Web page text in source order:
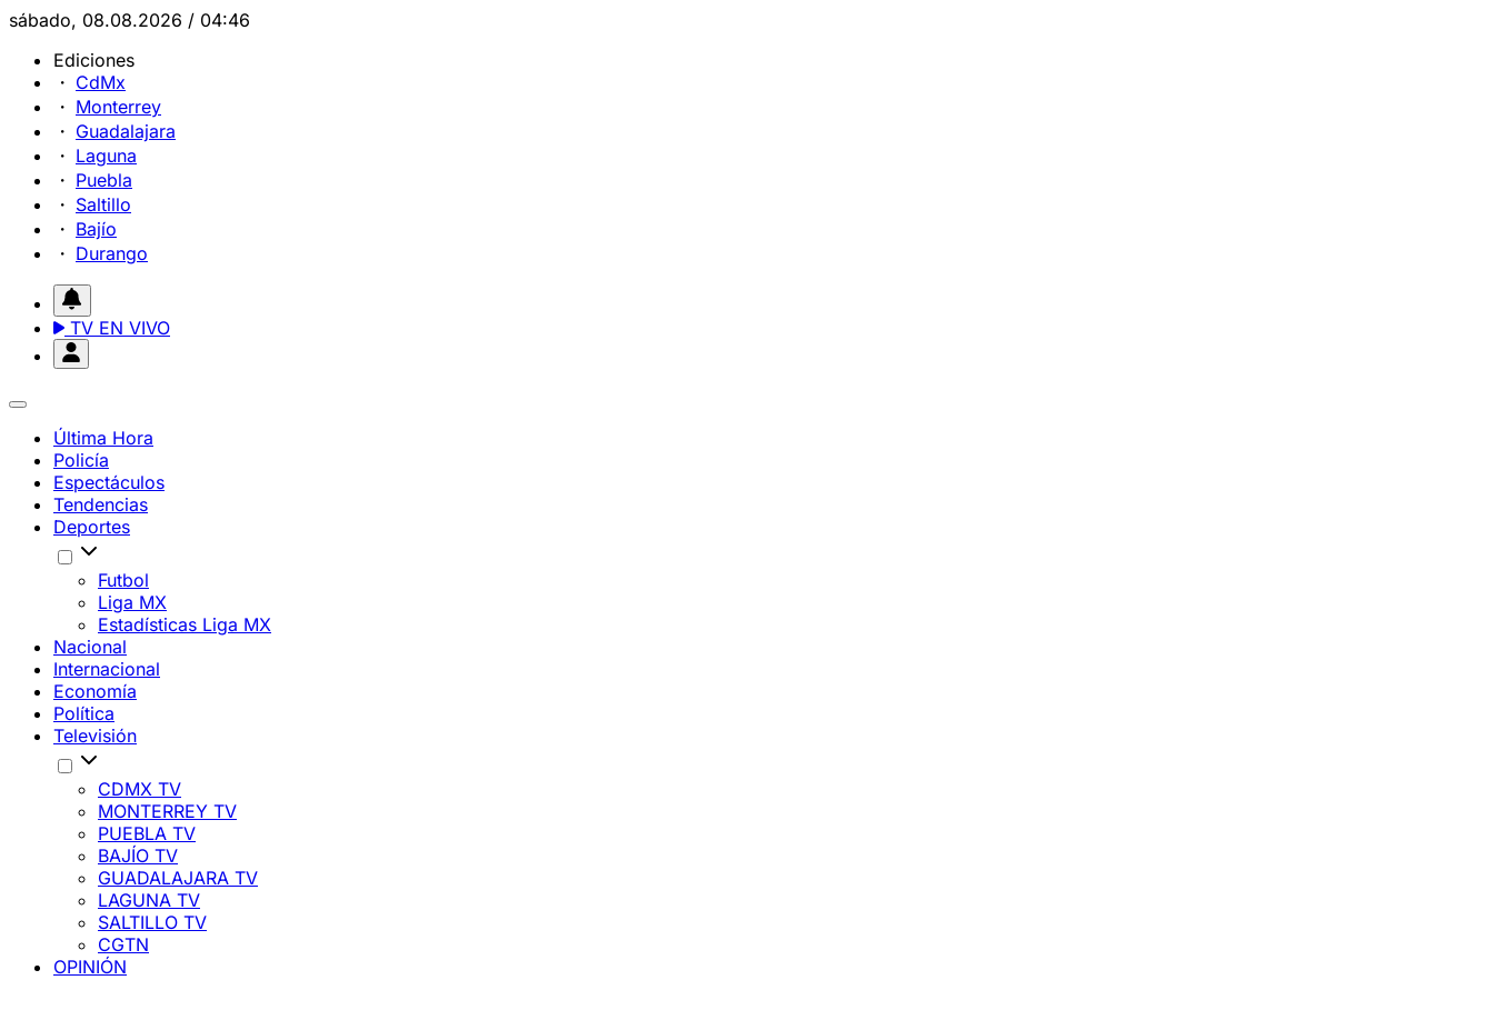
sábado, 08.08.2026 / 04:46
Ediciones
CdMx
Monterrey
Guadalajara
Laguna
Puebla
Saltillo
Bajío
Durango
TV EN VIVO
Última Hora
Policía
Espectáculos
Tendencias
Deportes
Futbol
Liga MX
Estadísticas Liga MX
Nacional
Internacional
Economía
Política
Televisión
CDMX TV
MONTERREY TV
PUEBLA TV
BAJÍO TV
GUADALAJARA TV
LAGUNA TV
SALTILLO TV
CGTN
OPINIÓN